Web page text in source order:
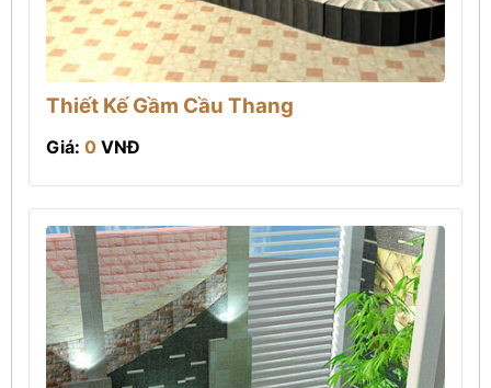
Thiết Kế Gầm Cầu Thang
Giá: 0 VNĐ